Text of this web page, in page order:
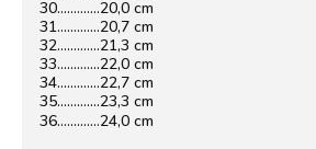
30………….20,0 cm
31………….20,7 cm
32………….21,3 cm
33………….22,0 cm
34………….22,7 cm
35………….23,3 cm
36………….24,0 cm